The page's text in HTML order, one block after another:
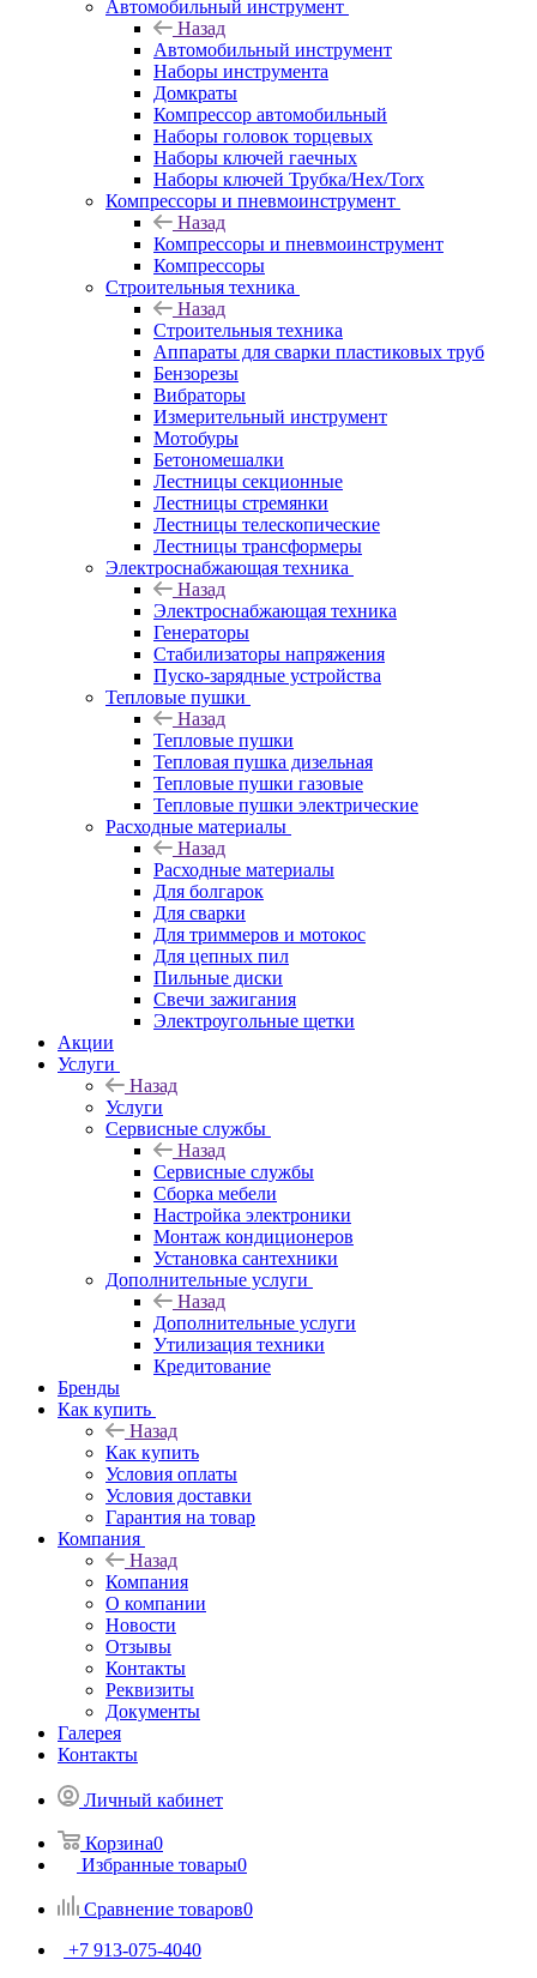
Автомобильный инструмент
Назад
Автомобильный инструмент
Наборы инструмента
Домкраты
Компрессор автомобильный
Наборы головок торцевых
Наборы ключей гаечных
Наборы ключей Трубка/Hex/Torx
Компрессоры и пневмоинструмент
Назад
Компрессоры и пневмоинструмент
Компрессоры
Строительныя техника
Назад
Строительныя техника
Аппараты для сварки пластиковых труб
Бензорезы
Вибраторы
Измерительный инструмент
Мотобуры
Бетономешалки
Лестницы секционные
Лестницы стремянки
Лестницы телескопические
Лестницы трансформеры
Электроснабжающая техника
Назад
Электроснабжающая техника
Генераторы
Стабилизаторы напряжения
Пуско-зарядные устройства
Тепловые пушки
Назад
Тепловые пушки
Тепловая пушка дизельная
Тепловые пушки газовые
Тепловые пушки электрические
Расходные материалы
Назад
Расходные материалы
Для болгарок
Для сварки
Для триммеров и мотокос
Для цепных пил
Пильные диски
Свечи зажигания
Электроугольные щетки
Акции
Услуги
Назад
Услуги
Сервисные службы
Назад
Сервисные службы
Сборка мебели
Настройка электроники
Монтаж кондиционеров
Установка сантехники
Дополнительные услуги
Назад
Дополнительные услуги
Утилизация техники
Кредитование
Бренды
Как купить
Назад
Как купить
Условия оплаты
Условия доставки
Гарантия на товар
Компания
Назад
Компания
О компании
Новости
Отзывы
Контакты
Реквизиты
Документы
Галерея
Контакты
Личный кабинет
Корзина0
Избранные товары0
Сравнение товаров0
+7 913-075-4040